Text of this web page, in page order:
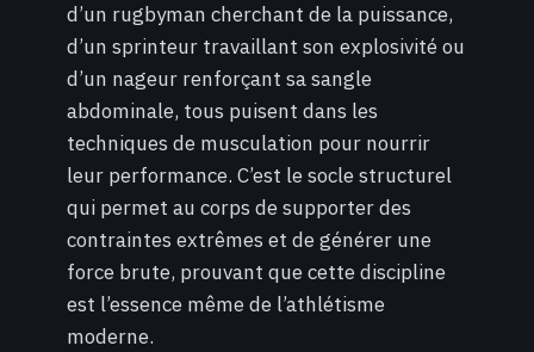
d’un rugbyman cherchant de la puissance,
d’un sprinteur travaillant son explosivité ou
d’un nageur renforçant sa sangle
abdominale, tous puisent dans les
techniques de musculation pour nourrir
leur performance. C’est le socle structurel
qui permet au corps de supporter des
contraintes extrêmes et de générer une
force brute, prouvant que cette discipline
est l’essence même de l’athlétisme
moderne.